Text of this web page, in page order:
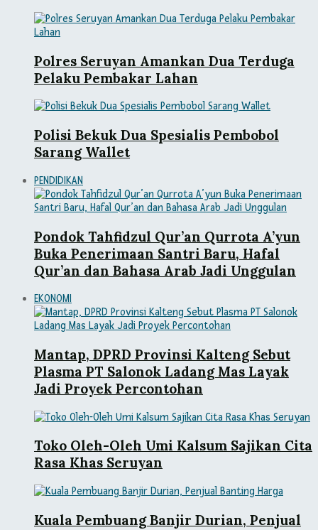
Polres Seruyan Amankan Dua Terduga
Pelaku Pembakar Lahan
Polisi Bekuk Dua Spesialis Pembobol
Sarang Wallet
PENDIDIKAN
Pondok Tahfidzul Qur’an Qurrota A’yun
Buka Penerimaan Santri Baru, Hafal
Qur’an dan Bahasa Arab Jadi Unggulan
EKONOMI
Mantap, DPRD Provinsi Kalteng Sebut
Plasma PT Salonok Ladang Mas Layak
Jadi Proyek Percontohan
Toko Oleh-Oleh Umi Kalsum Sajikan Cita
Rasa Khas Seruyan
Kuala Pembuang Banjir Durian, Penjual